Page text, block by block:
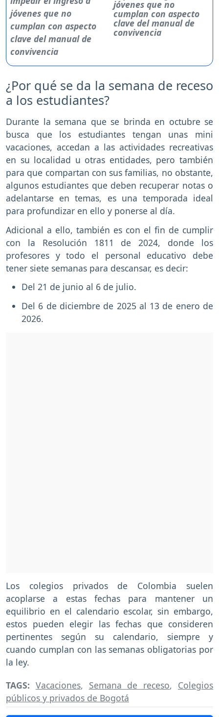
jóvenes que no
cumplan con aspecto
clave del manual de
convivencia
¿Por qué se da la semana de receso
a los estudiantes?
Durante la semana que se brinda en octubre se
busca que los estudiantes tengan unas mini
vacaciones, accedan a las actividades recreativas
en su localidad u otras entidades, pero también
para que compartan con sus familias, no obstante,
algunos estudiantes que deben recuperar notas o
adelantarse en temas, es una temporada ideal
para profundizar en ello y ponerse al día.
Adicional a ello, también es con el fin de cumplir
con la Resolución 1811 de 2024, donde los
profesores y todo el personal educativo debe
tener siete semanas para descansar, es decir:
Del 21 de junio al 6 de julio.
Del 6 de diciembre de 2025 al 13 de enero de
2026.
Los colegios privados de Colombia suelen
acoplarse a estas fechas para mantener un
equilibrio en el calendario escolar, sin embargo,
estos pueden elegir las fechas que consideren
pertinentes según su calendario, siempre y
cuando cumplan con las semanas obligatorias por
la ley.
TAGS: Vacaciones, Semana de receso, Colegios
públicos y privados de Bogotá